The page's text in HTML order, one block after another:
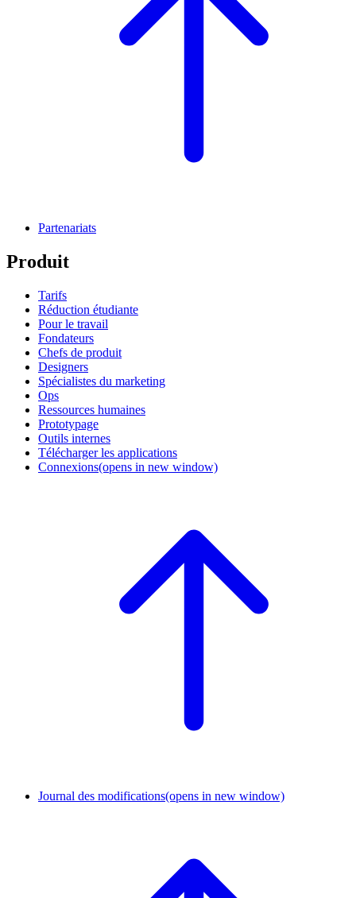
Partenariats
Produit
Tarifs
Réduction étudiante
Pour le travail
Fondateurs
Chefs de produit
Designers
Spécialistes du marketing
Ops
Ressources humaines
Prototypage
Outils internes
Télécharger les applications
Connexions(opens in new window)
Journal des modifications(opens in new window)